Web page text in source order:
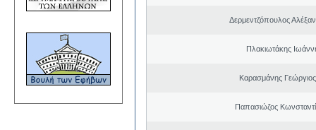
Δερμεντζόπουλος
Πλακιωτάκης
Καρασμάνης
Παπασιώζος